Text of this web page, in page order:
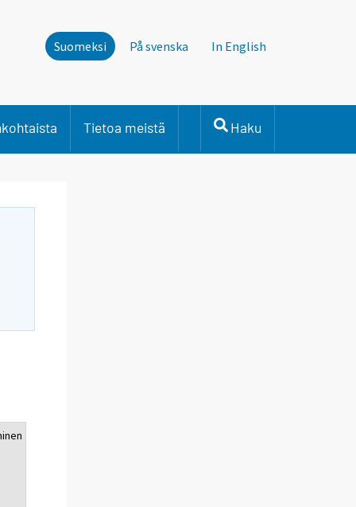
Suomeksi På svenska In English
Tietoa meistä Haku